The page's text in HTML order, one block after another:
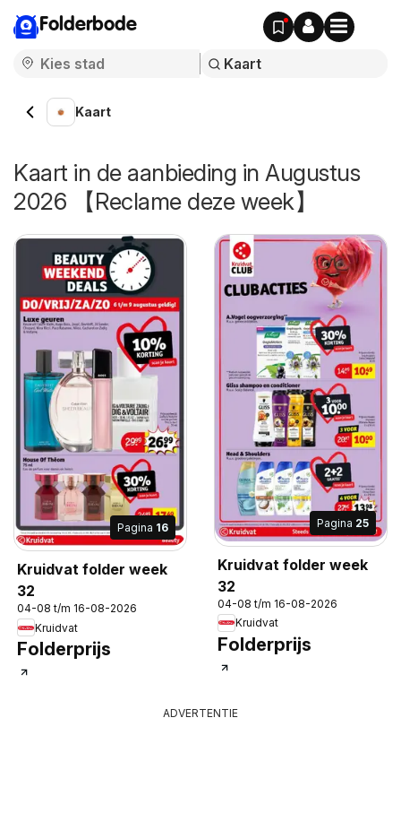
Folderbode
Kaart
Kaart in de aanbieding in Augustus
2026 【Reclame deze week】
Pagina 16
Kruidvat folder week
32
04-08 t/m 16-08-2026
Kruidvat
Folderprijs
Pagina 25
Kruidvat folder week
32
04-08 t/m 16-08-2026
Kruidvat
Folderprijs
ADVERTENTIE